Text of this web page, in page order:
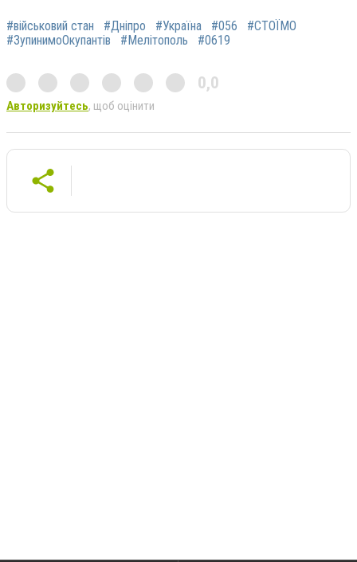
#військовий стан #Дніпро #Україна #056
#СТОЇМО
#ЗупинимоОкупантів
#Мелітополь #0619
0,0
Авторизуйтесь, щоб оцінити